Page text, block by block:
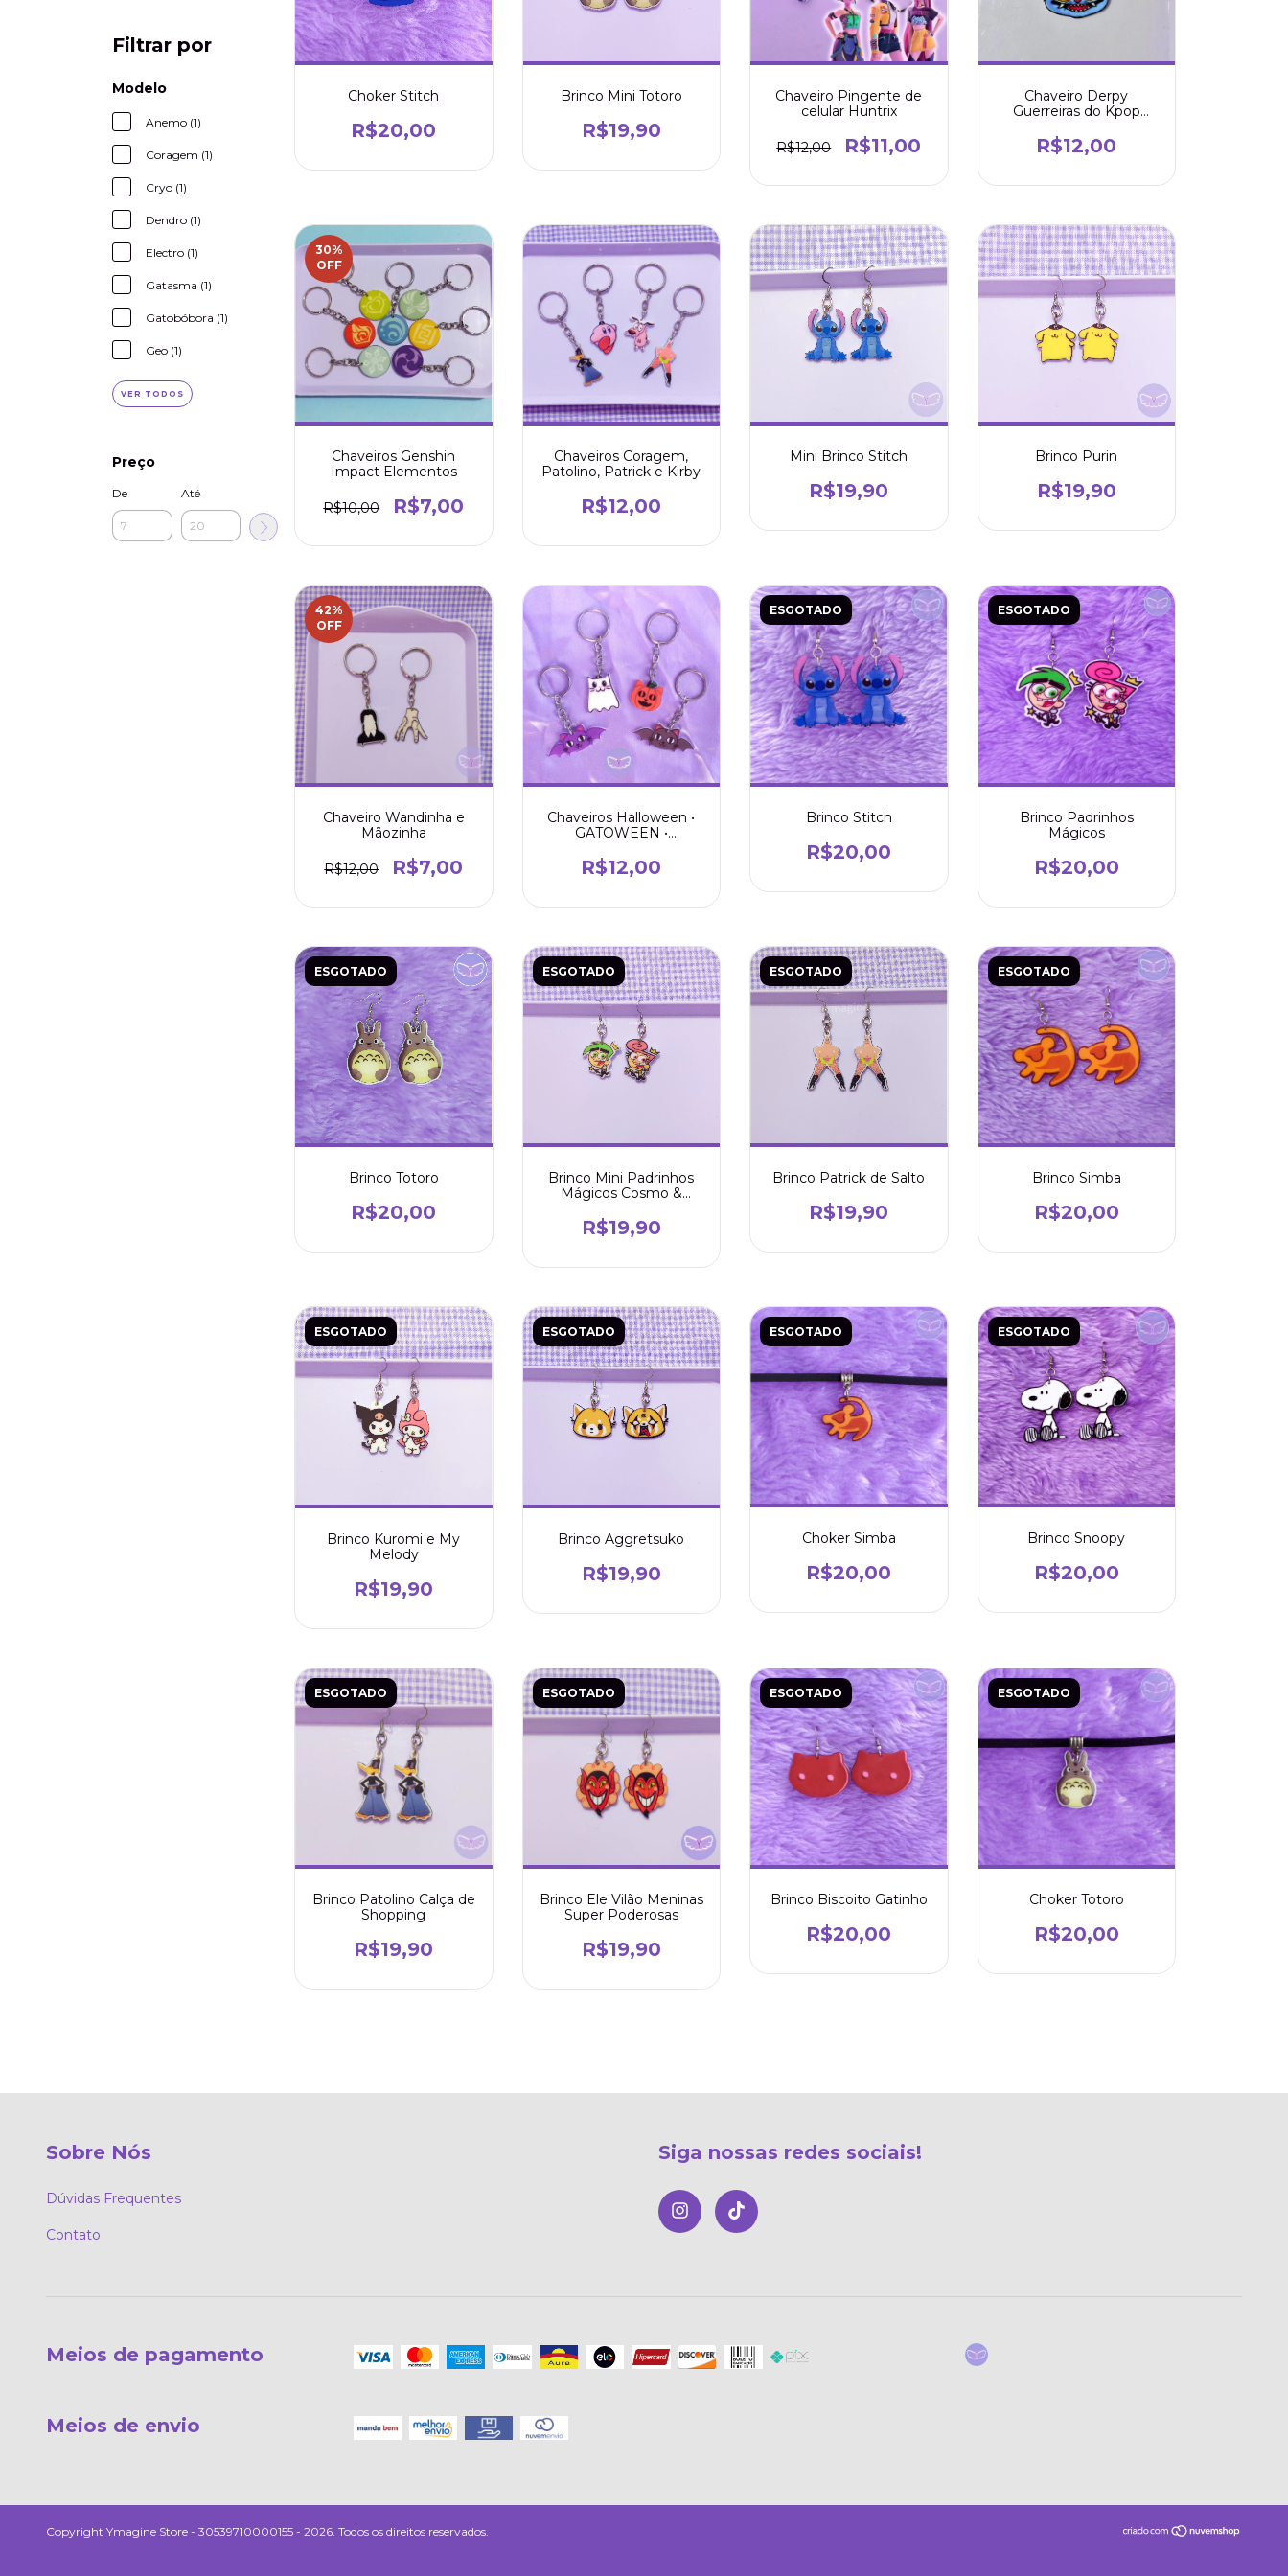
Filtrar por
Modelo
Anemo (1)
Coragem (1)
Cryo (1)
Dendro (1)
Electro (1)
Gatasma (1)
Gatobóbora (1)
Geo (1)
VER TODOS
Preço
De Até
Choker Stitch
R$20,00
Brinco Mini Totoro
R$19,90
Chaveiro Pingente de
celular Huntrix
R$12,00 R$11,00
Chaveiro Derpy
Guerreiras do Kpop
R$12,00
30%
OFF
Chaveiros Genshin
Impact Elementos
R$10,00 R$7,00
Chaveiros Coragem,
Patolino, Patrick e Kirby
R$12,00
Mini Brinco Stitch
R$19,90
Brinco Purin
R$19,90
42%
OFF
Chaveiro Wandinha e
Mãozinha
R$12,00 R$7,00
Chaveiros Halloween •
GATOWEEN •
Morcegato
R$12,00
ESGOTADO
Brinco Stitch
R$20,00
ESGOTADO
Brinco Padrinhos
Mágicos
R$20,00
ESGOTADO
Brinco Totoro
R$20,00
ESGOTADO
Brinco Mini Padrinhos
Mágicos Cosmo &
R$19,90
ESGOTADO
Brinco Patrick de Salto
R$19,90
ESGOTADO
Brinco Simba
R$20,00
ESGOTADO
Brinco Kuromi e My
Melody
R$19,90
ESGOTADO
Brinco Aggretsuko
R$19,90
ESGOTADO
Choker Simba
R$20,00
ESGOTADO
Brinco Snoopy
R$20,00
ESGOTADO
Brinco Patolino Calça de
Shopping
R$19,90
ESGOTADO
Brinco Ele Vilão Meninas
Super Poderosas
R$19,90
ESGOTADO
Brinco Biscoito Gatinho
R$20,00
ESGOTADO
Choker Totoro
R$20,00
Sobre Nós
Dúvidas Frequentes
Contato
Siga nossas redes sociais!
Meios de pagamento
Meios de envio
Copyright Ymagine Store - 30539710000155 - 2026. Todos os direitos reservados.